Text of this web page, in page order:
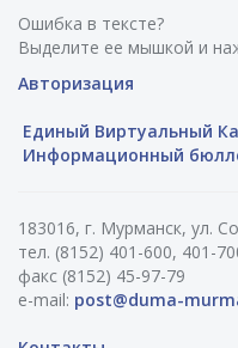
Ошибка в тексте?
Выделите ее мышкой и
Авторизация
Единый Виртуальный
Информационный
183016, г. Мурманск, ул.
тел. (8152) 401-600, 401-
факс (8152) 45-97-79
e-mail: post@duma-